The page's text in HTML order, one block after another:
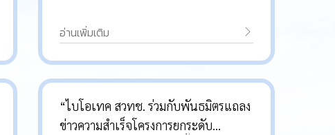
อ่านเพิ่มเติม
“ไบโอเทค สวทช. ร่วมกับพันธมิตรแถลง
ข่าวความสำเร็จโครงการยกระดับ